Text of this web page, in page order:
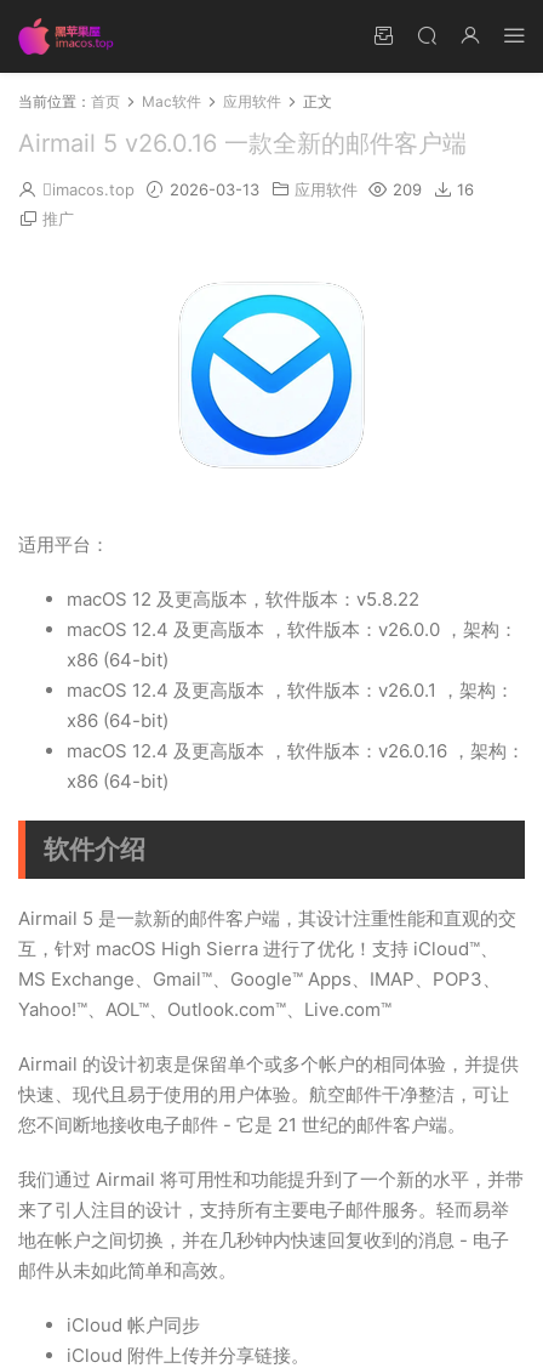
当前位置： 首页 Mac软件 应用软件 正文
Airmail 5 v26.0.16 一款全新的邮件客户端
imacos.top 2026-03-13 应用软件 209
16
推广
适用平台：
macOS 12 及更高版本，软件版本：v5.8.22
macOS 12.4 及更高版本 ，软件版本：v26.0.0 ，架构：
x86 (64-bit)
macOS 12.4 及更高版本 ，软件版本：v26.0.1 ，架构：
x86 (64-bit)
macOS 12.4 及更高版本 ，软件版本：v26.0.16 ，架构：
x86 (64-bit)
软件介绍
Airmail 5 是一款新的邮件客户端，其设计注重性能和直观的交
互，针对 macOS High Sierra 进行了优化！支持 iCloud™、
MS Exchange、Gmail™、Google™ Apps、IMAP、POP3、
Yahoo!™、AOL™、Outlook.com™、Live.com™
Airmail 的设计初衷是保留单个或多个帐户的相同体验，并提供
快速、现代且易于使用的用户体验。航空邮件干净整洁，可让
您不间断地接收电子邮件 - 它是 21 世纪的邮件客户端。
我们通过 Airmail 将可用性和功能提升到了一个新的水平，并带
来了引人注目的设计，支持所有主要电子邮件服务。轻而易举
地在帐户之间切换，并在几秒钟内快速回复收到的消息 - 电子
邮件从未如此简单和高效。
iCloud 帐户同步
iCloud 附件上传并分享链接。